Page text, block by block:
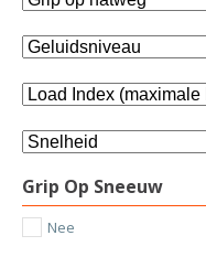
Grip Op Sneeuw
Nee